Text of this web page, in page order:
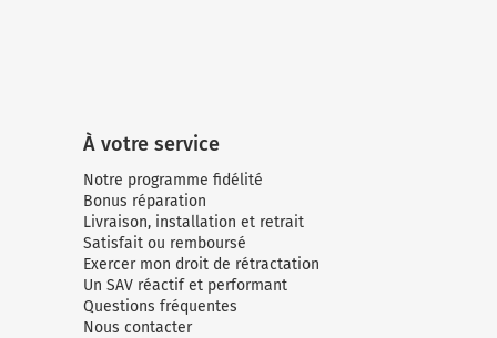
À votre service
Notre programme fidélité
Bonus réparation
Livraison, installation et retrait
Satisfait ou remboursé
Exercer mon droit de rétractation
Un SAV réactif et performant
Questions fréquentes
Nous contacter